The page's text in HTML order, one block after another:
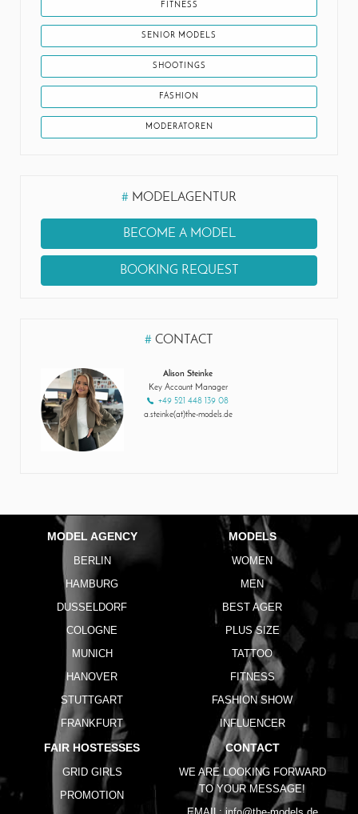
FITNESS
SENIOR MODELS
SHOOTINGS
FASHION
MODERATOREN
# MODELAGENTUR
BECOME A MODEL
BOOKING REQUEST
# CONTACT
Alison Steinke
Key Account Manager
+49 521 448 139 08
a.steinke(at)the-models.de
MODEL AGENCY
BERLIN
HAMBURG
DUSSELDORF
COLOGNE
MUNICH
HANOVER
STUTTGART
FRANKFURT
MODELS
WOMEN
MEN
BEST AGER
PLUS SIZE
TATTOO
FITNESS
FASHION SHOW
INFLUENCER
FAIR HOSTESSES
GRID GIRLS
PROMOTION
CONTACT
WE ARE LOOKING FORWARD
TO YOUR MESSAGE!